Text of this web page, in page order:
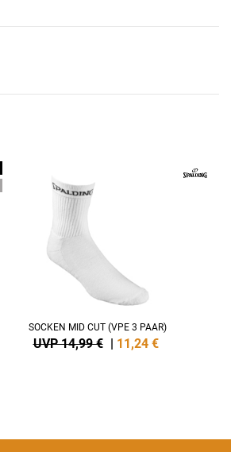
SOCKEN MID CUT (VPE 3 PAAR)
UVP 14,99 € | 11,24 €